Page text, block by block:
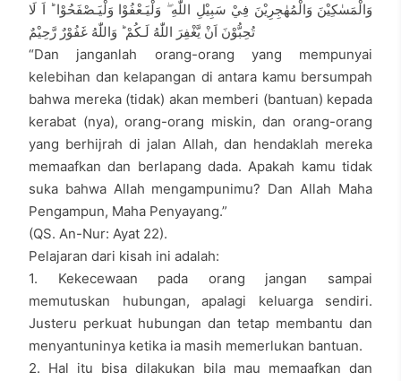
وَالْمَسٰكِيْنَ وَالْمُهٰجِرِيْنَ فِيْ سَبِيْلِ اللّٰهِ ۖ وَلْيَـعْفُوْا وَلْيَـصْفَحُوْا ؕ اَ لَا
تُحِبُّوْنَ اَنْ يَّغْفِرَ اللّٰهُ لَـكُمْ ؕ وَاللّٰهُ غَفُوْرٌ رَّحِيْمٌ
“Dan janganlah orang-orang yang mempunyai
kelebihan dan kelapangan di antara kamu bersumpah
bahwa mereka (tidak) akan memberi (bantuan) kepada
kerabat (nya), orang-orang miskin, dan orang-orang
yang berhijrah di jalan Allah, dan hendaklah mereka
memaafkan dan berlapang dada. Apakah kamu tidak
suka bahwa Allah mengampunimu? Dan Allah Maha
Pengampun, Maha Penyayang.”
(QS. An-Nur: Ayat 22).
Pelajaran dari kisah ini adalah:
1. Kekecewaan pada orang jangan sampai
memutuskan hubungan, apalagi keluarga sendiri.
Justeru perkuat hubungan dan tetap membantu dan
menyantuninya ketika ia masih memerlukan bantuan.
2. Hal itu bisa dilakukan bila mau memaafkan dan